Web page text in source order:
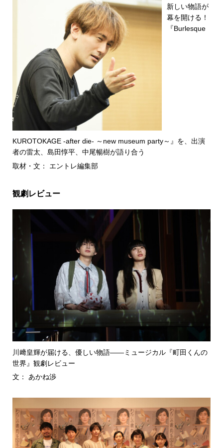
新しい物語が
幕を開ける！
『Burlesque
KUROTOKAGE -after die- ～new museum party～』を、出演
者の雷太、島田惇平、中尾暢樹が語り合う
取材・文： エントレ編集部
観劇レビュー
川﨑皇輝が届ける、優しい物語――ミュージカル『町田くんの
世界』観劇レビュー
文： あかね渉